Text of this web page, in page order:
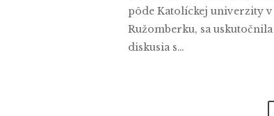
pôde Katolíckej univerzity v
Ružomberku, sa uskutočnila
diskusia s…